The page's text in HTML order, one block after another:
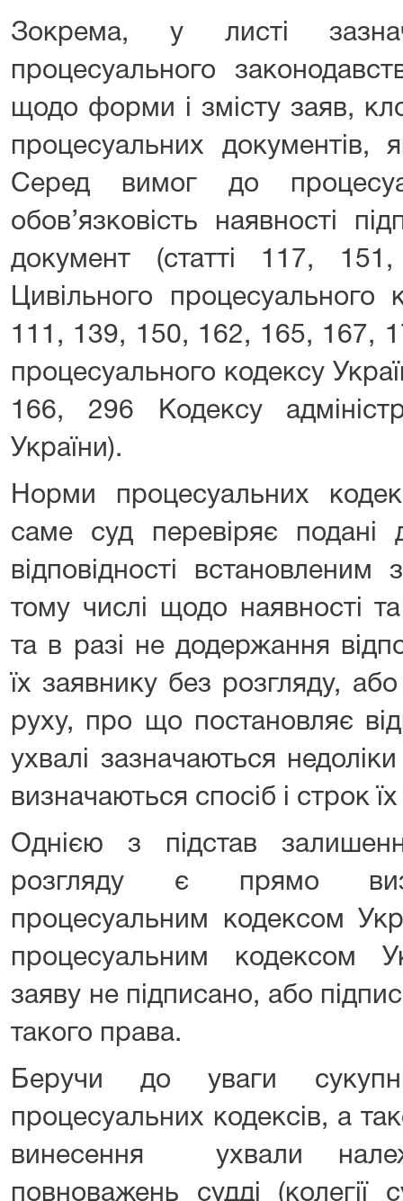
Зокрема, у листі
процесуального
щодо форми і змісту заяв,
процесуальних документів,
Серед вимог до
обов’язковість наявності
документ (статті 117,
Цивільного процесуального
111, 139, 150, 162, 165, 167,
процесуального кодексу
166, 296 Кодексу
України).
Норми процесуальних
саме суд перевіряє подані
відповідності
тому числі щодо наявності та
та в разі не додержання
їх заявнику без розгляду,
руху, про що постановляє
ухвалі зазначаються
визначаються спосіб і строк
Однією з підстав
розгляду є прямо
процесуальним кодексом
процесуальним кодексом
заяву не підписано, або
такого права.
Беручи до уваги
процесуальних кодексів, а
винесення ухвали
повноважень судді (колегії